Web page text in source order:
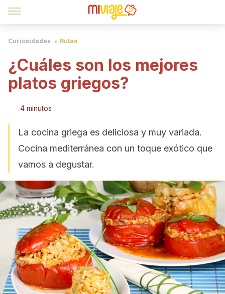
Curiosidades Rutas
¿Cuáles son los mejores
platos griegos?
4 minutos
La cocina griega es deliciosa y muy variada.
Cocina mediterránea con un toque exótico que
vamos a degustar.